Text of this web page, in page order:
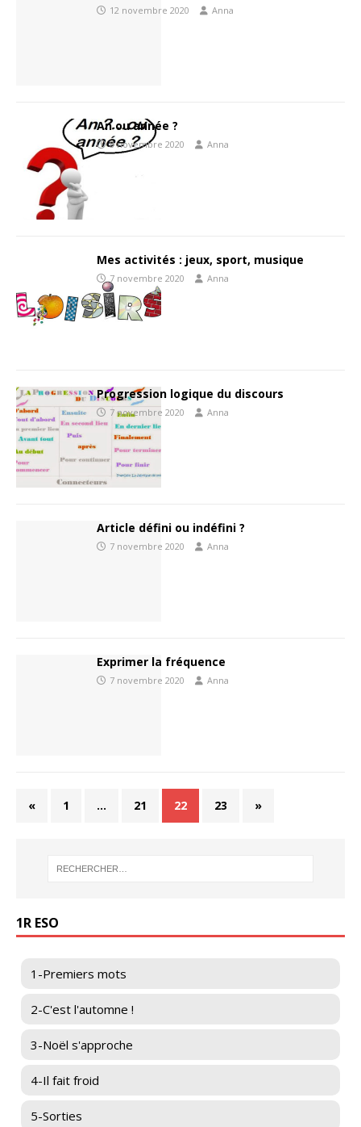
12 novembre 2020 Anna
An ou année ?
8 novembre 2020 Anna
Mes activités : jeux, sport, musique
7 novembre 2020 Anna
Progression logique du discours
7 novembre 2020 Anna
Article défini ou indéfini ?
7 novembre 2020 Anna
Exprimer la fréquence
7 novembre 2020 Anna
« 1 … 21 22 23 »
1R ESO
1-Premiers mots
2-C'est l'automne !
3-Noël s'approche
4-Il fait froid
5-Sorties